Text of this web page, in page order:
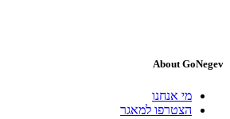
About GoNegev
מי אנחנו
הצטרפו למאגר